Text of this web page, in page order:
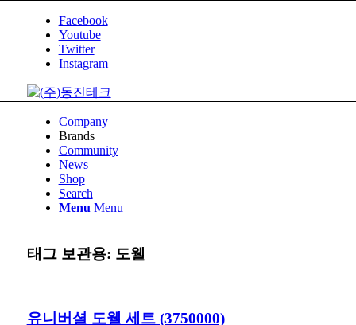
Facebook
Youtube
Twitter
Instagram
Company
Brands
Community
News
Shop
Search
Menu Menu
태그 보관용: 도웰
유니버셜 도웰 세트 (3750000)